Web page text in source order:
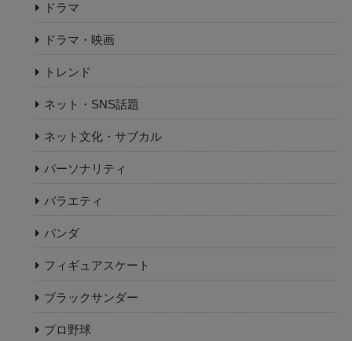
ドラマ
ドラマ・映画
トレンド
ネット・SNS話題
ネット文化・サブカル
パーソナリティ
バラエティ
パンダ
フィギュアスケート
ブラックサンダー
プロ野球